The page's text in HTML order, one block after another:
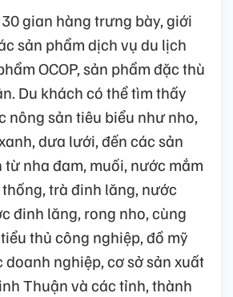
gian hàng trưng bày, giới
sản phẩm dịch vụ du lịch
OCOP, sản phẩm đặc thù
Du khách có thể tìm thấy
nông sản tiêu biểu như nho,
dưa lưới, đến các sản
từ nha đam, muối, nước mắm
trà đinh lăng, nước
đinh lăng, rong nho, cùng
thủ công nghiệp, đồ mỹ
doanh nghiệp, cơ sở sản xuất
Thuận và các tỉnh, thành